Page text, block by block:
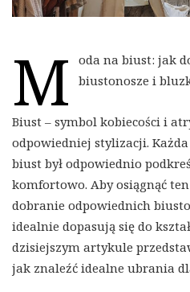
M
oda na biust: jak
biustonosze i
Biust – symbol kobiecości i
odpowiedniej stylizacji.
biust był odpowiednio
komfortowo. Aby osiągnąć
dobranie odpowiednich
idealnie dopasują się do
dzisiejszym artykule
jak znaleźć idealne ubrania